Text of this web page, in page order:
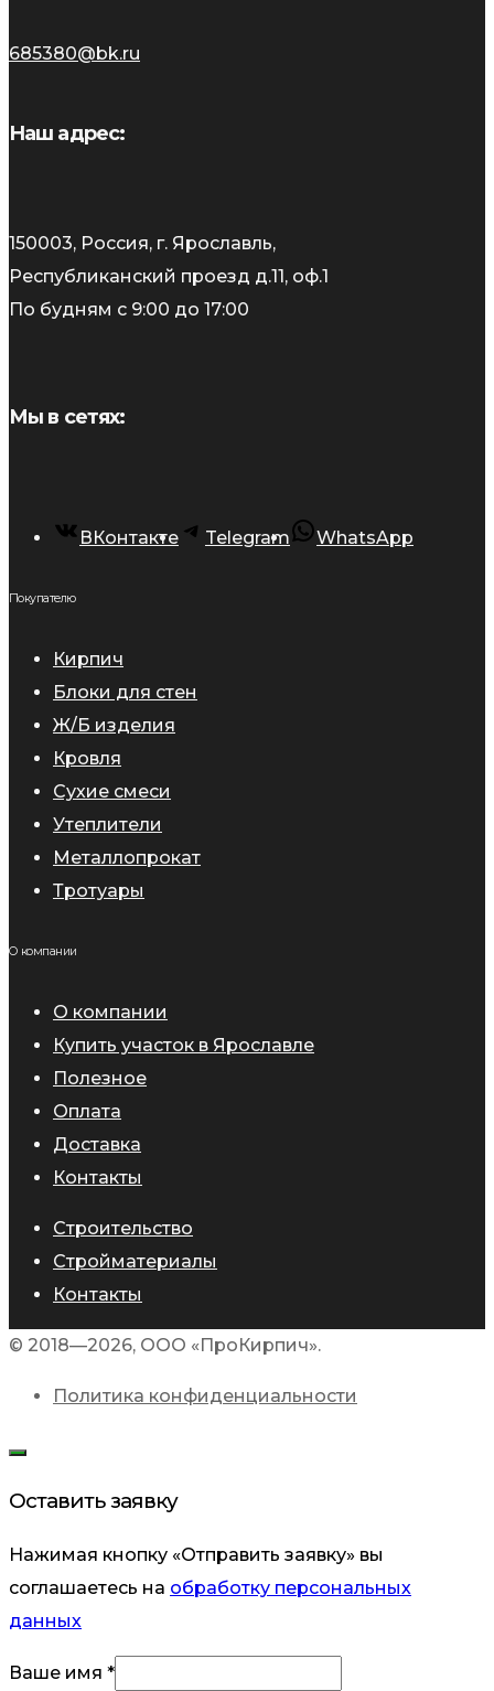
685380@bk.ru
Наш адрес:
150003, Россия, г. Ярославль,
Республиканский проезд д.11, оф.1
По будням с 9:00 до 17:00
Мы в сетях:
ВКонтакте Telegram WhatsApp
Покупателю
Кирпич
Блоки для стен
Ж/Б изделия
Кровля
Сухие смеси
Утеплители
Металлопрокат
Тротуары
О компании
О компании
Купить участок в Ярославле
Полезное
Оплата
Доставка
Контакты
Строительство
Стройматериалы
Контакты
© 2018—2026, ООО «ПроКирпич».
Политика конфиденциальности
Оставить заявку
Нажимая кнопку «Отправить заявку» вы
соглашаетесь на обработку персональных
данных
Телефон
Ваше имя *